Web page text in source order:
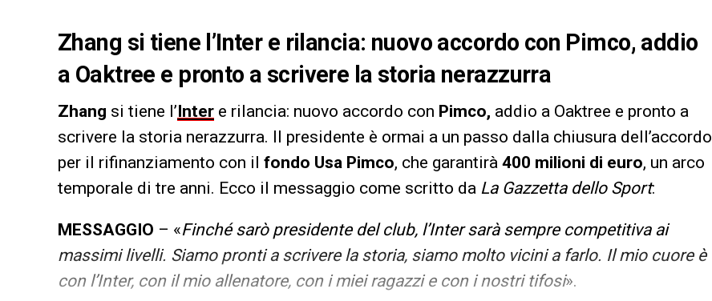
Zhang si tiene l’Inter e rilancia: nuovo accordo con Pimco, addio
a Oaktree e pronto a scrivere la storia nerazzurra
Zhang si tiene l’Inter e rilancia: nuovo accordo con Pimco, addio a Oaktree e pronto a
scrivere la storia nerazzurra. Il presidente è ormai a un passo dalla chiusura dell’accordo
per il rifinanziamento con il fondo Usa Pimco, che garantirà 400 milioni di euro, un arco
temporale di tre anni. Ecco il messaggio come scritto da La Gazzetta dello Sport:
MESSAGGIO – «Finché sarò presidente del club, l’Inter sarà sempre competitiva ai
massimi livelli. Siamo pronti a scrivere la storia, siamo molto vicini a farlo. Il mio cuore è
con l’Inter, con il mio allenatore, con i miei ragazzi e con i nostri tifosi».